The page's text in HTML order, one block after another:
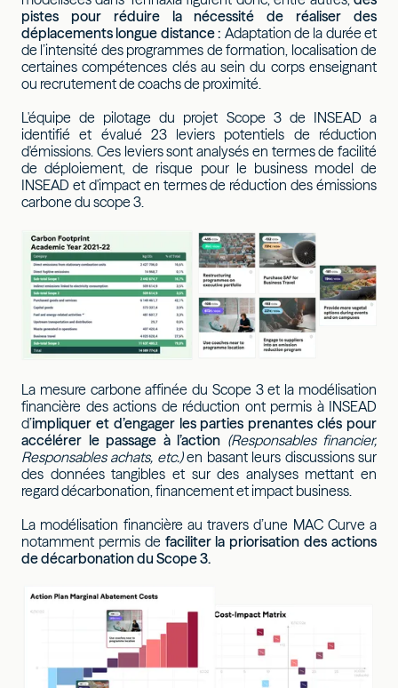
pistes pour réduire la nécessité de réaliser des
déplacements longue distance : Adaptation de la durée et
de l’intensité des programmes de formation, localisation de
certaines compétences clés au sein du corps enseignant
ou recrutement de coachs de proximité.
L'équipe de pilotage du projet Scope 3 de INSEAD a
identifié et évalué 23 leviers potentiels de réduction
d'émissions. Ces leviers sont analysés en termes de facilité
de déploiement, de risque pour le business model de
INSEAD et d'impact en termes de réduction des émissions
carbone du scope 3.
La mesure carbone affinée du Scope 3 et la modélisation
financière des actions de réduction ont permis à INSEAD
d’impliquer et d’engager les parties prenantes clés pour
accélérer le passage à l’action (Responsables financier,
Responsables achats, etc.)en basant leurs discussions sur
des données tangibles et sur des analyses mettant en
regard décarbonation, financement et impact business.
La modélisation financière au travers d’une MAC Curve a
notamment permis de faciliter la priorisation des actions
de décarbonation du Scope 3.